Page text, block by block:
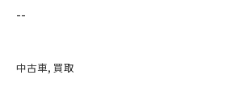
--
中古車 買取